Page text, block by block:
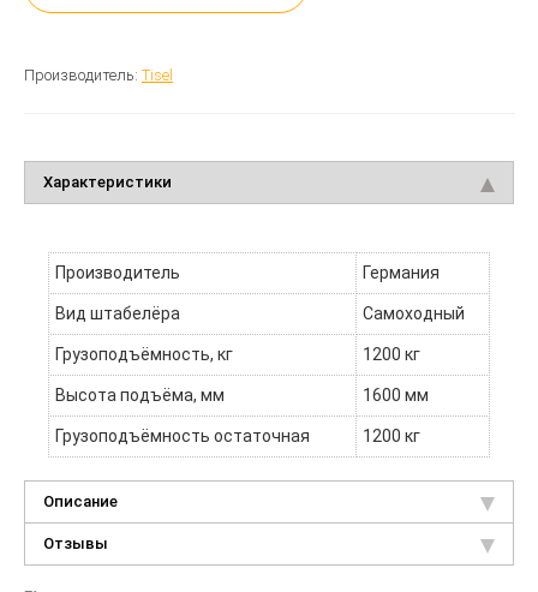
Производитель: Tisel
Характеристики
Производитель Германия
Вид штабелёра Самоходный
Грузоподъёмность, кг 1200 кг
Высота подъёма, мм 1600 мм
Грузоподъёмность остаточная 1200 кг
Описание
Отзывы